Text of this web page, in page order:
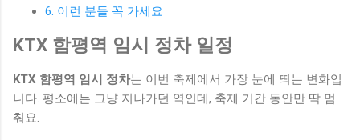
6. 이런 분들 꼭 가세요
KTX 함평역 임시 정차 일정
KTX 함평역 임시 정차는 이번 축제에서 가장 눈에 띄는 변화입
니다. 평소에는 그냥 지나가던 역인데, 축제 기간 동안만 딱 멈
춰요.